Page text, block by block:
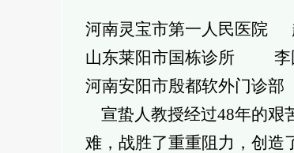
河南灵宝市第一人民医院
山东莱阳市国栋诊所 李
河南安阳市殷都软外门诊
宣蛰人教授经过48年的艰
难，战胜了重重阻力，创造